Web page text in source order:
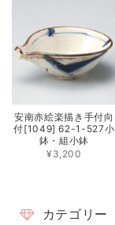
安南赤絵楽描き手付向
付[1049] 62-1-527小
鉢・組小鉢
¥3,200
カテゴリー